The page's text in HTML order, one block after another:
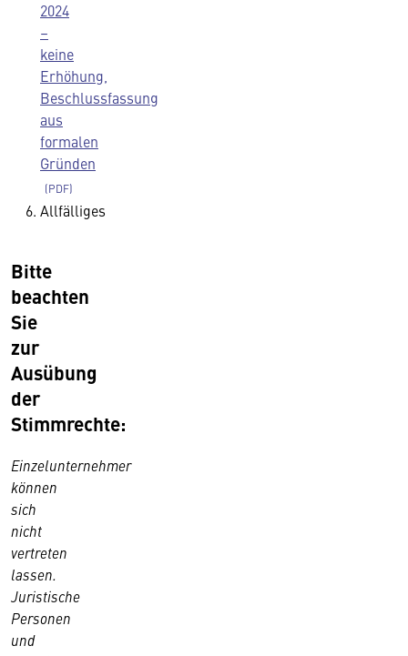
2024
–
keine
Erhöhung,
Beschlussfassung
aus
formalen
Gründen
Allfälliges
Bitte
beachten
Sie
zur
Ausübung
der
Stimmrechte:
Einzelunternehmer
können
sich
nicht
vertreten
lassen.
Juristische
Personen
und